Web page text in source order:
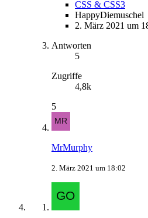
CSS & CSS3
HappyDiemuschel
2. März 2021 um
Antworten
5
Zugriffe
4,8k
5
MrMurphy
2. März 2021 um 18:02